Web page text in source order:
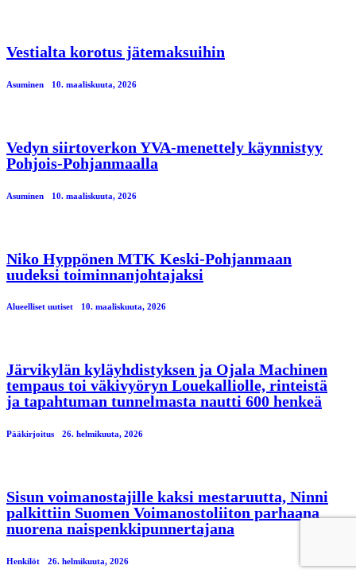
Vestialta korotus jätemaksuihin
Asuminen 10. maaliskuuta, 2026
Vedyn siirtoverkon YVA-menettely käynnistyy
Pohjois-Pohjanmaalla
Asuminen 10. maaliskuuta, 2026
Niko Hyppönen MTK Keski-Pohjanmaan
uudeksi toiminnanjohtajaksi
Alueelliset uutiset 10. maaliskuuta, 2026
Järvikylän kyläyhdistyksen ja Ojala Machinen
tempaus toi väkivyöryn Louekalliolle, rinteistä
ja tapahtuman tunnelmasta nautti 600 henkeä
Pääkirjoitus 26. helmikuuta, 2026
Sisun voimanostajille kaksi mestaruutta, Ninni
palkittiin Suomen Voimanostoliiton parhaana
nuorena naispenkkipunnertajana
Henkilöt 26. helmikuuta, 2026